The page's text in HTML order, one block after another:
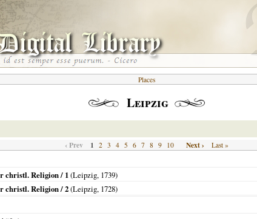
Places
Leipzig
‹ Prev 1 2 3 4 5 6 7 8 9 10 Next › Last »
christl. Religion / 1(Leipzig, 1739)
christl. Religion / 2(Leipzig, 1728)